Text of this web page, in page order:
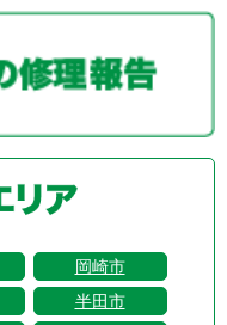
岡崎市
半田市